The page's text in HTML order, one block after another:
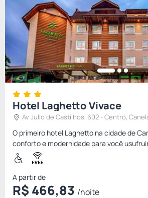
Hotel Laghetto Vivace
Av Julio de Castilhos, 602 - Centro,
O primeiro hotel Laghetto na cidade de
conforto e modernidade para você
Serra Gaúcha oferece. Está localizado no
apenas 6...
A partir de
R$ 466,83 /noite